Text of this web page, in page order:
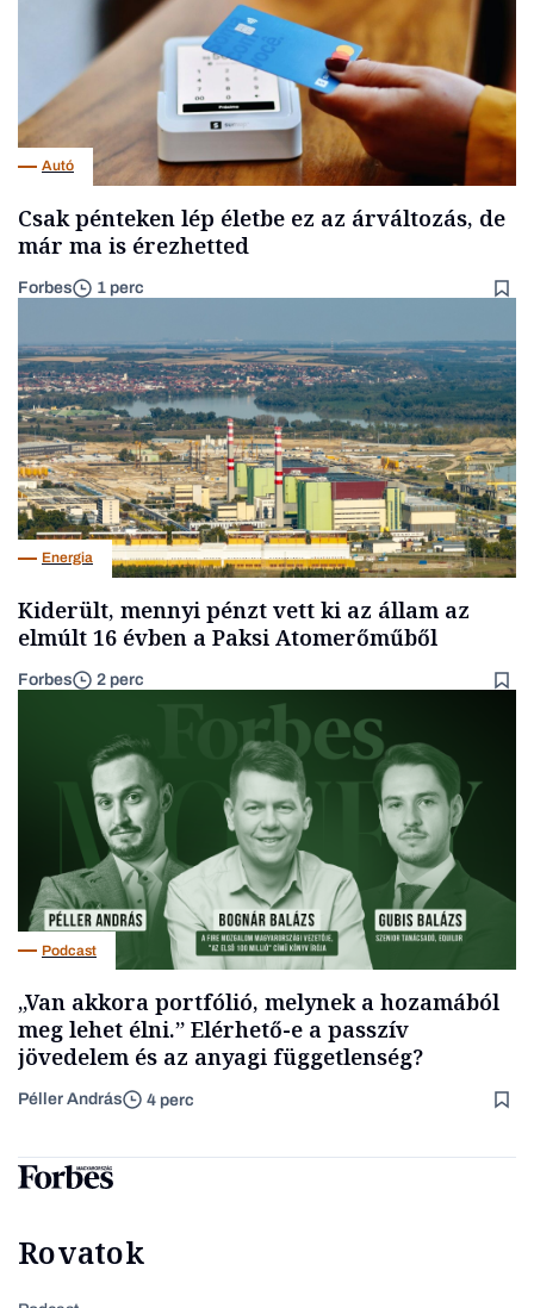
Autó
Csak pénteken lép életbe ez az árváltozás, de
már ma is érezhetted
Forbes 1 perc
Energia
Kiderült, mennyi pénzt vett ki az állam az
elmúlt 16 évben a Paksi Atomerőműből
Forbes 2 perc
Podcast
„Van akkora portfólió, melynek a hozamából
meg lehet élni.” Elérhető-e a passzív
jövedelem és az anyagi függetlenség?
Péller András 4 perc
Rovatok